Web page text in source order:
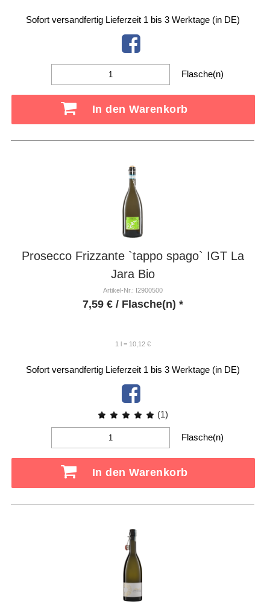
Sofort versandfertig Lieferzeit 1 bis 3 Werktage (in DE)
Flasche(n)
In den Warenkorb
Prosecco Frizzante `tappo spago` IGT La
Jara Bio
Artikel-Nr.: I2900500
7,59 €/ Flasche(n) *
1 l = 10,12 €
Sofort versandfertig Lieferzeit 1 bis 3 Werktage (in DE)
(1)
Flasche(n)
In den Warenkorb